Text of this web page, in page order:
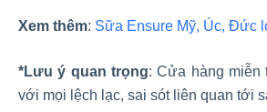
Xem thêm: Sữa Ensure Mỹ, Úc, Đức
*Lưu ý quan trọng: Cửa hàng miễn
với mọi lệch lạc, sai sót liên quan tới